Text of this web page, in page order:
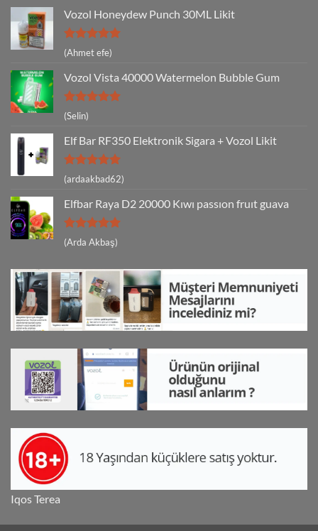
Vozol Honeydew Punch 30ML Likit
5 üzerinden
5
(Ahmet efe)
Vozol Vista 40000 Watermelon Bubble Gum
5 üzerinden
5
oy aldı
(Selin)
Elf Bar RF350 Elektronik Sigara + Vozol Likit
5 üzerinden
5
(ardaakbad62)
Elfbar Raya D2 20000 Kıwı passıon fruıt guava
5 üzerinden
5
(Arda Akbaş)
Iqos Terea